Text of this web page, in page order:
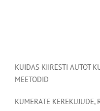
KUIDAS KIIRESTI AUTOT
MEETODID
KUMERATE KEREKUJUDE,